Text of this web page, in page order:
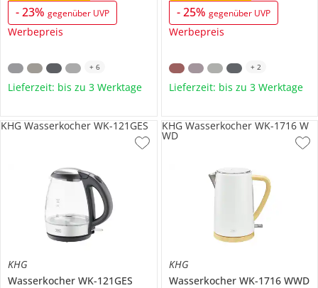
-23% gegenüber UVP
Werbepreis
+ 6
Lieferzeit: bis zu 3 Werktage
-25% gegenüber UVP
Werbepreis
+ 2
Lieferzeit: bis zu 3 Werktage
KHG
Wasserkocher WK-121GES
KHG Wasserkocher WK-121GES
KHG
Wasserkocher WK-1716 WWD
KHG Wasserkocher WK-1716 W
WD